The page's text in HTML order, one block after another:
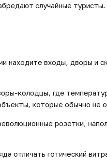
случайные туристы.
находите входы, дворы и
колодцы, где
которые обычно не
розетки,
отличать готический